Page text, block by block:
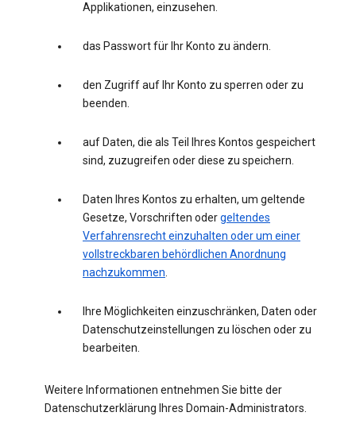
Applikationen, einzusehen.
das Passwort für Ihr Konto zu ändern.
den Zugriff auf Ihr Konto zu sperren oder zu
beenden.
auf Daten, die als Teil Ihres Kontos gespeichert
sind, zuzugreifen oder diese zu speichern.
Daten Ihres Kontos zu erhalten, um geltende
Gesetze, Vorschriften odergeltendes
Verfahrensrecht einzuhalten oder um einer
vollstreckbaren behördlichen Anordnung
nachzukommen.
Ihre Möglichkeiten einzuschränken, Daten oder
Datenschutzeinstellungen zu löschen oder zu
bearbeiten.
Weitere Informationen entnehmen Sie bitte der
Datenschutzerklärung Ihres Domain-Administrators.